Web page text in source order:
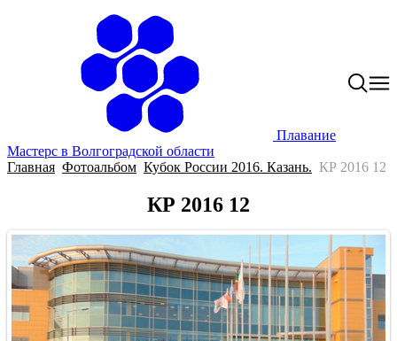
Плавание
Мастерс в Волгоградской области
Главная Фотоальбом Кубок России 2016. Казань. КР 2016 12
КР 2016 12